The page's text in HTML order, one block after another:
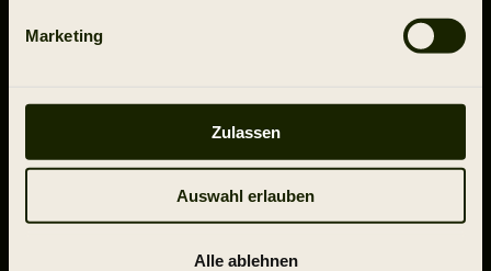
Marketing
Zulassen
Auswahl erlauben
Alle ablehnen